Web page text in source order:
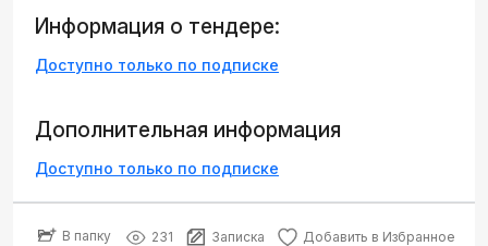
Информация о тендере:
Доступно только по подписке
Дополнительная информация
Доступно только по подписке
В папку 231 Записка Добавить в Избранное